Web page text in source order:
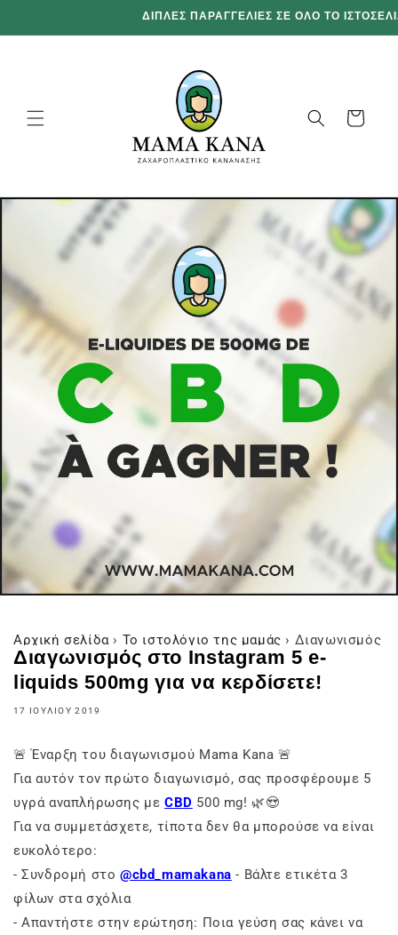
στο
ΔΙΠΛΕΣ ΠΑΡΑΓΓΕΛΙΕΣ ΣΕ ΟΛΟ ΤΟ
Καλάθι
Αρχική σελίδα › Το ιστολόγιο της μαμάς › Διαγωνισμός
Διαγωνισμός στο Instagram 5 e-
liquids 500mg για να κερδίσετε!
17 ΙΟΥΛΊΟΥ 2019
🚨 Έναρξη του διαγωνισμού Mama Kana 🚨
Για αυτόν τον πρώτο διαγωνισμό, σας προσφέρουμε 5
υγρά αναπλήρωσης μεCBD 500 mg! 🌿😍
Για να συμμετάσχετε, τίποτα δεν θα μπορούσε να είναι
ευκολότερο:
- Συνδρομή στο @cbd_mamakana - Βάλτε ετικέτα 3
φίλων στα σχόλια
- Απαντήστε στην ερώτηση: Ποια γεύση σας κάνει να